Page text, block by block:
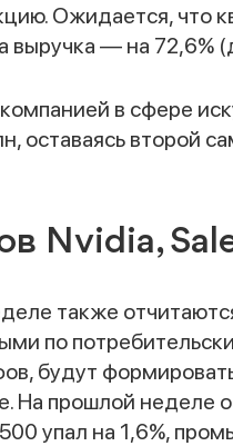
Ожидается, что
выручка — на 72,6%
в сфере
оставаясь второй
Nvidia,
также
по
будут
На прошлой неделе
500 упал на 1,6%,